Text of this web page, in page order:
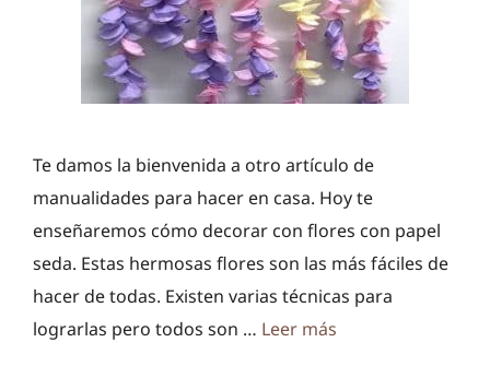
Te damos la bienvenida a otro artículo de
manualidades para hacer en casa. Hoy te
enseñaremos cómo decorar con flores con papel
seda. Estas hermosas flores son las más fáciles de
hacer de todas. Existen varias técnicas para
lograrlas pero todos son … Leer más